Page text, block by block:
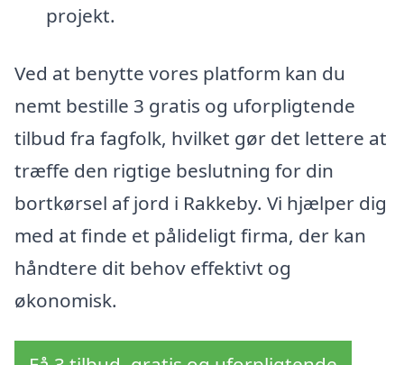
projekt.
Ved at benytte vores platform kan du
nemt bestille 3 gratis og uforpligtende
tilbud fra fagfolk, hvilket gør det lettere at
træffe den rigtige beslutning for din
bortkørsel af jord i Rakkeby. Vi hjælper dig
med at finde et pålideligt firma, der kan
håndtere dit behov effektivt og
økonomisk.